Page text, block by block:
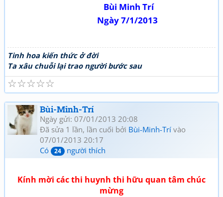
Bùi Minh Trí
Ngày 7/1/2013
Tinh hoa kiến thức ở đời
Ta xâu chuỗi lại trao người bước sau
☆
☆
☆
☆
☆
Bùi-Minh-Trí
Ngày gửi: 07/01/2013 20:08
Đã sửa 1 lần, lần cuối bởi Bùi-Minh-Trí vào
07/01/2013 20:17
Có
24 người thích
Kính mời các thi huynh thi hữu quan tâm chúc
mừng